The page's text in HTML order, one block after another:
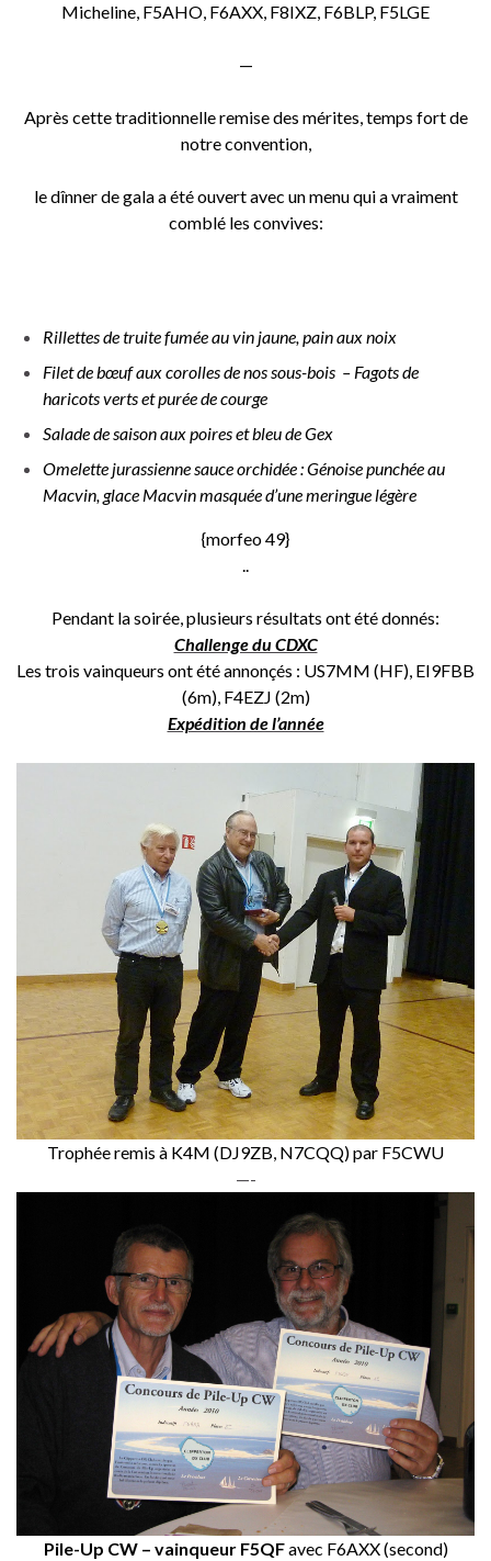
Micheline, F5AHO, F6AXX, F8IXZ, F6BLP, F5LGE
—
Après cette traditionnelle remise des mérites, temps fort de
notre convention,
le dînner de gala a été ouvert avec un menu qui a vraiment
comblé les convives:
Rillettes de truite fumée au vin jaune, pain aux noix
Filet de bœuf aux corolles de nos sous-bois – Fagots de
haricots verts et purée de courge
Salade de saison aux poires et bleu de Gex
Omelette jurassienne sauce orchidée : Génoise punchée au
Macvin, glace Macvin masquée d’une meringue légère
{morfeo 49}
..
Pendant la soirée, plusieurs résultats ont été donnés:
Challenge du CDXC
Les trois vainqueurs ont été annonçés : US7MM (HF), EI9FBB
(6m), F4EZJ (2m)
Expédition de l’année
Trophée remis à K4M (DJ9ZB, N7CQQ) par F5CWU
—-
Pile-Up CW – vainqueur F5QFavec F6AXX (second)